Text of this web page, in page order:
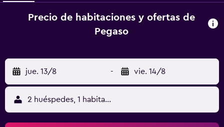
Precio de habitaciones y ofertas de
Pegaso
jue. 13/8 - vie. 14/8
2 huéspedes, 1 habitación